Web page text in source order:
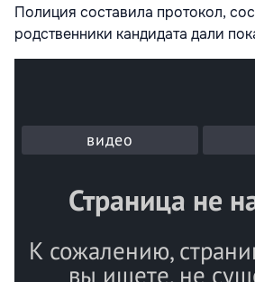
Полиция составила протокол,
родственники кандидата дали